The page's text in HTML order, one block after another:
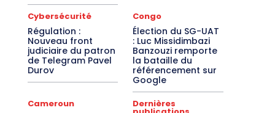
Cybersécurité
Régulation :
Nouveau front
judiciaire du patron
de Telegram Pavel
Durov
Congo
Élection du SG-UAT
: Luc Missidimbazi
Banzouzi remporte
la bataille du
référencement sur
Google
Cameroun Dernières